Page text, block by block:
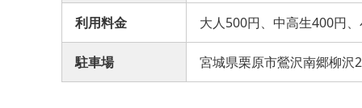
利用料金 大人500円、中高生400円
駐車場 宮城県栗原市鶯沢南郷柳沢